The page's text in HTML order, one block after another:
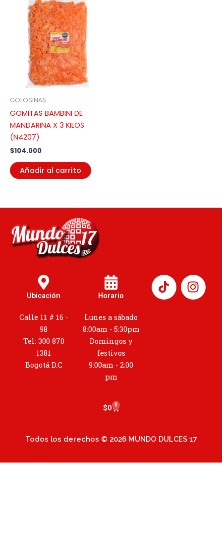
GOLOSINAS
GOMITAS BAMBINI DE
MANDARINA X 3 KILOS
(N4207)
$104.000
Añadir al carrito
Ubicación
Calle 11 # 16 -
98
Tel: 300 870
1381
Bogotá D.C
Horario
Lunes a sábado
8:00am - 5:30pm
Domingos y
festivos
9:00am - 2:00
pm
I
n
s
$0 0
Cart
Todos los derechos © 2026 MUNDO DULCES 17